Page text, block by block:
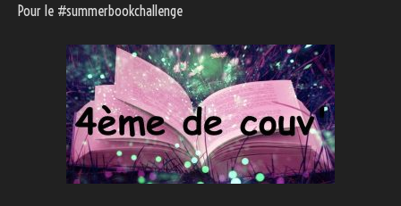
Pour le #summerbookchallenge